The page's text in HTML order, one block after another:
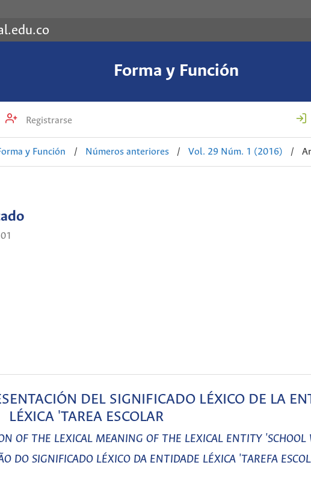
Forma y Función
Registrarse
y Función / Números anteriores / Vol. 29 Núm. 1 (2016) /
DEL SIGNIFICADO LÉXICO DE LA
LÉXICA 'TAREA ESCOLAR
OF THE LEXICAL MEANING OF THE LEXICAL ENTITY 'SCHOOL
DO SIGNIFICADO LÉXICO DA ENTIDADE LÉXICA 'TAREFA